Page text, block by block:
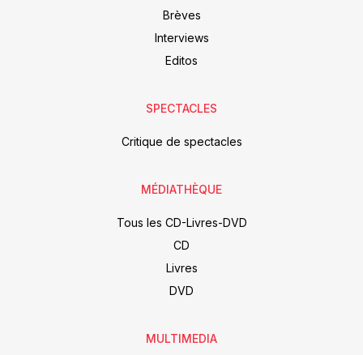
Brèves
Interviews
Editos
SPECTACLES
Critique de spectacles
MÉDIATHÈQUE
Tous les CD-Livres-DVD
CD
Livres
DVD
MULTIMEDIA